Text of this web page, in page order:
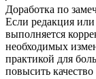
Доработка по
Если редакция
выполняется
необходимых
практикой для
повысить